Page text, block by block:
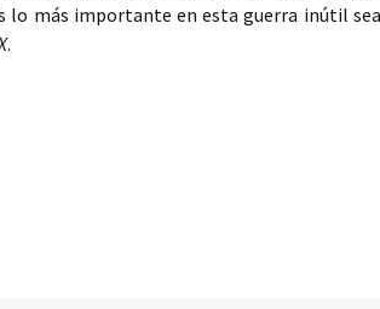
lo más importante en esta guerra inútil sea
.